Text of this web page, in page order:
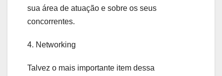
sua área de atuação e sobre os seus
concorrentes.
4. Networking
Talvez o mais importante item dessa